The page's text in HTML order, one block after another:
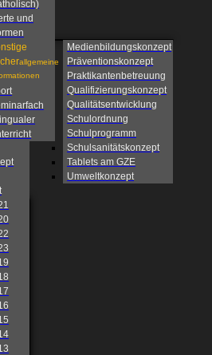
Medienbildungskonzept
Präventionskonzept
Praktikantenbetreuung
Qualifizierungskonzept
Qualitätsentwicklung
Schulordnung
Schulprogramm
Schulsanitätskonzept
Tablets am GZE
Umweltkonzept
und
allgemeine